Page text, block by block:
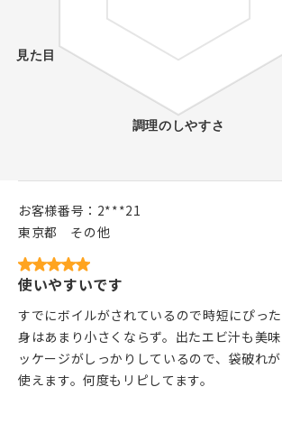
お客様番号： 2***21
東京都
その他
使いやすいです
すでにボイルがされているので時短にぴっ
身はあまり小さくならず。出たエビ汁も美
ッケージがしっかりしているので、袋破れ
使えます。何度もリピしてます。